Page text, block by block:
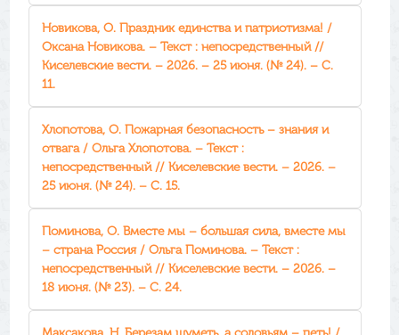
Новикова, О. Праздник единства и патриотизма! /
Оксана Новикова. – Текст : непосредственный //
Киселевские вести. – 2026. – 25 июня. (№ 24). – С.
11.
Хлопотова, О. Пожарная безопасность – знания и
отвага / Ольга Хлопотова. – Текст :
непосредственный // Киселевские вести. – 2026. –
25 июня. (№ 24). – С. 15.
Поминова, О. Вместе мы – большая сила, вместе мы
– страна Россия / Ольга Поминова. – Текст :
непосредственный // Киселевские вести. – 2026. –
18 июня. (№ 23). – С. 24.